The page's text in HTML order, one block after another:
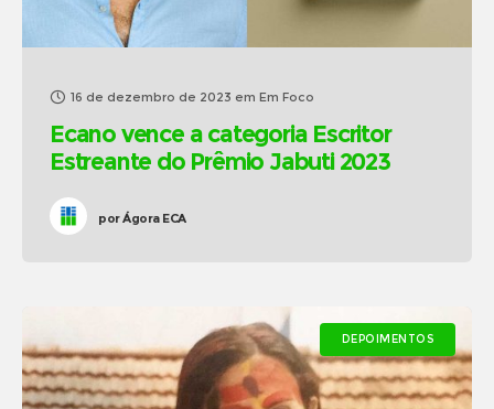
16 de dezembro de 2023 em Em Foco
Ecano vence a categoria Escritor
Estreante do Prêmio Jabuti 2023
porÁgora ECA
DEPOIMENTOS